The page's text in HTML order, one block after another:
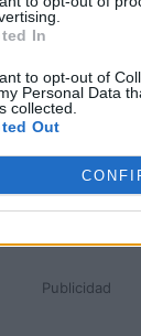
In
to opt-out of
Personal Data
collected.
Out
Publicidad